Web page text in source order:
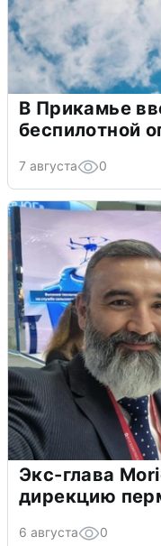
В Прикамье
беспилотной
7 августа 0
Экс-глава
дирекцию
6 августа 0